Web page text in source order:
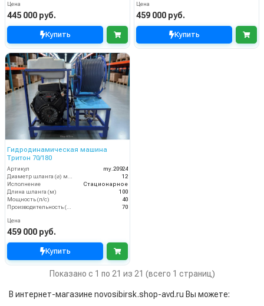
Цена
445 000 руб.
Купить
Цена
459 000 руб.
Купить
Гидродинамическая машина
Тритон 70/180
Артикул
my.20924
12
Исполнение
Стационарное
Длина шланга (м)
100
Мощность (л/с)
40
70
Цена
459 000 руб.
Купить
Показано с 1 по 21 из 21 (всего 1 страниц)
В интернет-магазине novosibirsk.shop-avd.ru Вы можете: